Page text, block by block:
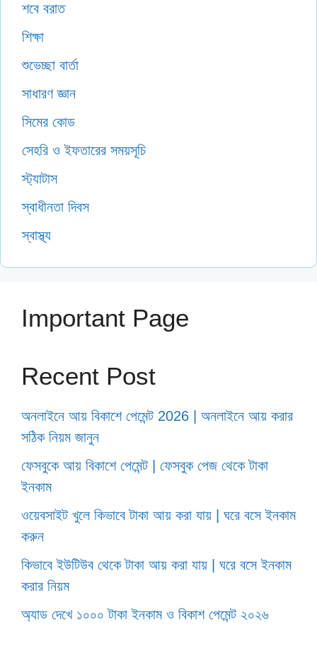
শবে বরাত
শিক্ষা
শুভেচ্ছা বার্তা
সাধারণ জ্ঞান
সিমের কোড
সেহরি ও ইফতারের সময়সূচি
স্ট্যাটাস
স্বাধীনতা দিবস
স্বাস্থ্য
Important Page
Recent Post
অনলাইনে আয় বিকাশে পেমেন্ট 2026 | অনলাইনে আয় করার
সঠিক নিয়ম জানুন
ফেসবুকে আয় বিকাশে পেমেন্ট | ফেসবুক পেজ থেকে টাকা
ইনকাম
ওয়েবসাইট খুলে কিভাবে টাকা আয় করা যায় | ঘরে বসে ইনকাম
করুন
কিভাবে ইউটিউব থেকে টাকা আয় করা যায় | ঘরে বসে ইনকাম
করার নিয়ম
অ্যাড দেখে ১০০০ টাকা ইনকাম ও বিকাশ পেমেন্ট ২০২৬